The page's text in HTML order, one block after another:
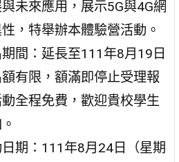
未來應用，展示5G與4G網
，特舉辦本體驗營活動。
間：延長至111年8月19日
有限，額滿即停止受理報
全程免費，歡迎貴校學生
期：111年8月24日（星期